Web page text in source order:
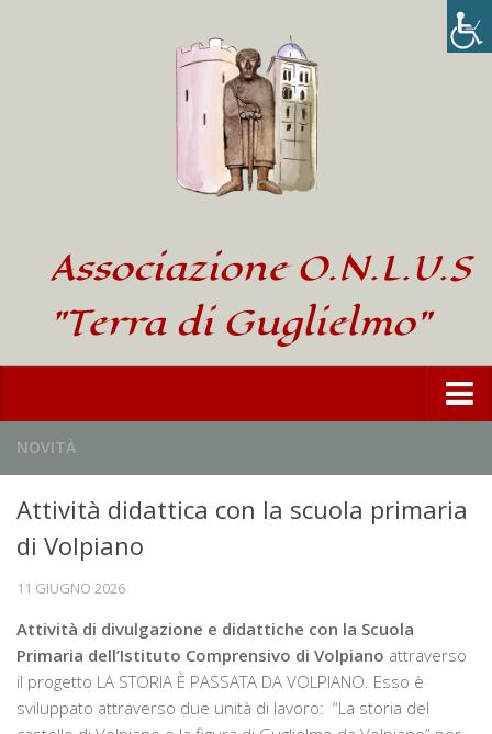
Associazione O.N.L.U.S
"Terra di Guglielmo"
Home
Chi siamo
La sede
Direttivo
Statuto
Attività
NOVITÀ
Attività didattica con la scuola primaria
di Volpiano
11 GIUGNO 2026
Attività di divulgazione e didattiche con la Scuola
Primaria dell’Istituto Comprensivo di Volpiano attraverso
il progetto LA STORIA È PASSATA DA VOLPIANO. Esso è
sviluppato attraverso due unità di lavoro: “La storia del